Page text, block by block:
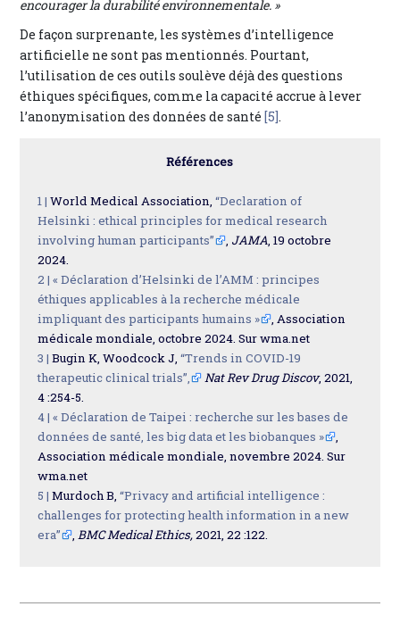
encourager la durabilité environnementale. »
De façon surprenante, les systèmes d’intelligence
artificielle ne sont pas mentionnés. Pourtant,
l’utilisation de ces outils soulève déjà des questions
éthiques spécifiques, comme la capacité accrue à lever
l’anonymisation des données de santé[5].
Références
1 | World Medical Association,“Declaration of
Helsinki : ethical principles for medical research
involving human participants”
, JAMA, 19 octobre
2024.
2 | « Déclaration d’Helsinki de l’AMM : principes
éthiques applicables à la recherche médicale
impliquant des participants humains »
, Association
médicale mondiale, octobre 2024. Sur wma.net
3 | Bugin K, Woodcock J,“Trends in COVID-19
therapeutic clinical trials”,
Nat Rev Drug Discov, 2021,
4 :254-5.
4 | « Déclaration de Taipei : recherche sur les bases de
données de santé, les big data et les biobanques »
,
Association médicale mondiale, novembre 2024. Sur
wma.net
5 | Murdoch B,“Privacy and artificial intelligence :
challenges for protecting health information in a new
era”
,BMC Medical Ethics,2021, 22 :122.